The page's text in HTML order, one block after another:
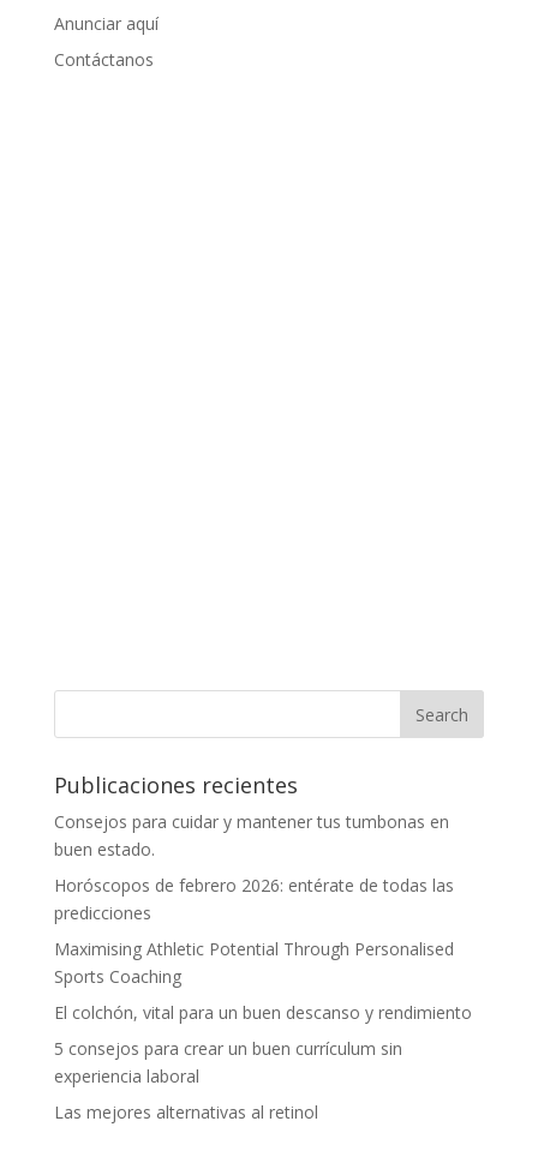
Anunciar aquí
Contáctanos
Publicaciones recientes
Consejos para cuidar y mantener tus tumbonas en
buen estado.
Horóscopos de febrero 2026: entérate de todas las
predicciones
Maximising Athletic Potential Through Personalised
Sports Coaching
El colchón, vital para un buen descanso y rendimiento
5 consejos para crear un buen currículum sin
experiencia laboral
Las mejores alternativas al retinol